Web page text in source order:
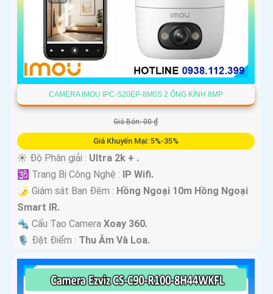
CAMERA IMOU IPC-S20EP-8M0S 2 ỐNG KÍNH 8MP
Giá Bán: 00 ₫
Giá Khuyến Mại: 5%-35%
☀️ Độ Phân giải : Ultra 2k + .
🕉️ Trang Bị Công Nghệ : IP Wifi.
🌛 Giám sát Ban Đêm : Hồng Ngoại 10m Hồng Ngoại
Smart IR.
🔩 Cấu Tạo Camera Xoay 360.
️🎙 Đặt Điểm : Thu Âm Và Loa.